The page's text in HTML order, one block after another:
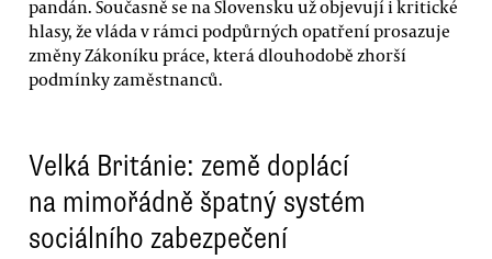
pandán. Současně se na Slovensku už objevují i kritické
hlasy, že vláda v rámci podpůrných opatření prosazuje
změny Zákoníku práce, která dlouhodobě zhorší
podmínky zaměstnanců.
Velká Británie: země doplácí
na mimořádně špatný systém
sociálního zabezpečení